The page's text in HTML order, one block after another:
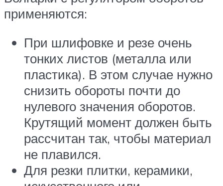
применяются:
При шлифовке и резе очень
тонких листов (металла или
пластика). В этом случае нужно
снизить обороты почти до
нулевого значения оборотов.
Крутящий момент должен быть
рассчитан так, чтобы материал
не плавился.
Для резки плитки, керамики,